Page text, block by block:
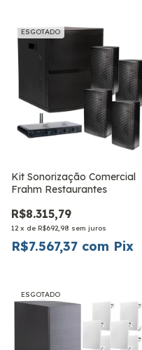
ESGOTADO
Kit Sonorização Comercial
Frahm Restaurantes
R$8.315,79
12 x de R$692,98 sem juros
R$7.567,37 com Pix
ESGOTADO